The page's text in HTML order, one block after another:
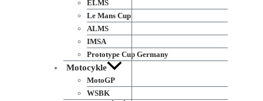
ELMS
Le Mans Cup
ALMS
IMSA
Prototype Cup Germany
Motocykle
MotoGP
WSBK